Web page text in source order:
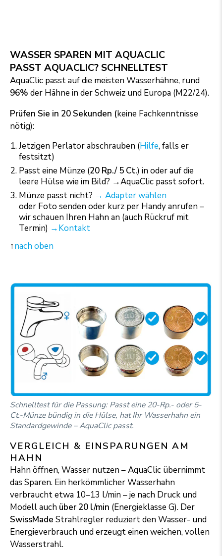
WASSER SPAREN MIT AQUACLIC
PASST AQUACLIC? SCHNELLTEST
AquaClic passt auf die meisten Wasserhähne, rund
96% der Hähne in der Schweiz und Europa (M22/24).
Prüfen Sie in 20 Sekunden (keine Fachkenntnisse
nötig):
Jetzigen Perlator abschrauben (Hilfe, falls er
festsitzt)
Passt eine Münze (20 Rp./ 5 Ct.) in oder auf die
leere Hülse wie im Bild? →AquaClic passt sofort.
Münze passt nicht? → Adapter wählen
oder Foto senden oder kurz per Handy anrufen –
wir schauen Ihren Hahn an (auch Rückruf mit
Termin) →Kontakt
↑nach oben
Schnelltest für die Passung: Passt eine 20-Rp.- oder 5-
Ct.-Münze bündig in die Hülse, hat Ihr Wasserhahn ein
Standardgewinde – AquaClic passt.
VERGLEICH & EINSPARUNGEN AM
HAHN
Hahn öffnen, Wasser nutzen – AquaClic übernimmt
das Sparen. Ein herkömmlicher Wasserhahn
verbraucht etwa 10–13 l/min – je nach Druck und
Modell auch über 20 l/min (Energieklasse G). Der
SwissMade Strahlregler reduziert den Wasser- und
Ener­gie­ver­brauch und erzeugt einen wei­chen, vollen
Wasserstrahl.